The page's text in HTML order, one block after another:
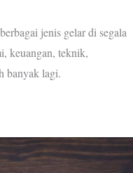
jenis gelar di segala
keuangan, teknik,
banyak lagi.